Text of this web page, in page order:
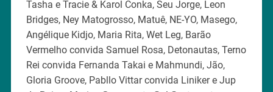
Tasha e Tracie & Karol Conka, Seu Jorge, Leon
Bridges, Ney Matogrosso, Matuê, NE-YO, Masego,
Angélique Kidjo, Maria Rita, Wet Leg, Barão
Vermelho convida Samuel Rosa, Detonautas, Terno
Rei convida Fernanda Takai e Mahmundi, Jão,
Gloria Groove, Pabllo Vittar convida Liniker e Jup